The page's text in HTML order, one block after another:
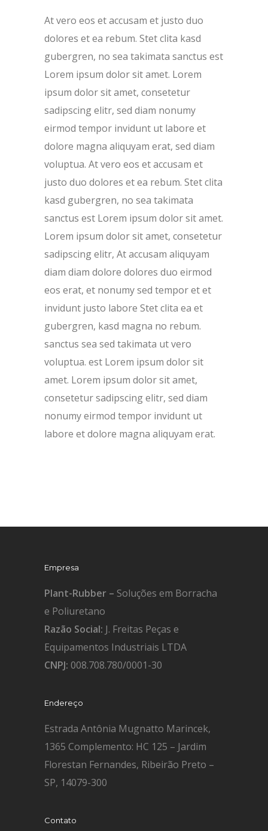
At vero eos et accusam et justo duo
dolores et ea rebum. Stet clita kasd
gubergren, no sea takimata sanctus est
Lorem ipsum dolor sit amet. Lorem
ipsum dolor sit amet, consetetur
sadipscing elitr, sed diam nonumy
eirmod tempor invidunt ut labore et
dolore magna aliquyam erat, sed diam
voluptua. At vero eos et accusam et
justo duo dolores et ea rebum. Stet clita
kasd gubergren, no sea takimata
sanctus est Lorem ipsum dolor sit amet.
Lorem ipsum dolor sit amet, consetetur
sadipscing elitr, At accusam aliquyam
diam diam dolore dolores duo eirmod
eos erat, et nonumy sed tempor et et
invidunt justo labore Stet clita ea et
gubergren, kasd magna no rebum.
sanctus sea sed takimata ut vero
voluptua. est Lorem ipsum dolor sit
amet. Lorem ipsum dolor sit amet,
consetetur sadipscing elitr, sed diam
nonumy eirmod tempor invidunt ut
labore et dolore magna aliquyam erat.
Empresa
Plant-Rubber – Soluções em Borracha
e Poliuretano
Razão Social: J. Freitas Peças e
Equipamentos Industriais LTDA
CNPJ: 008.708.780/0001-30
Endereço
Estrada Antônia Mugnatto Marincek,
1365 Complemento: HC 125 – Jardim
Florestan Fernandes, Ribeirão Preto –
SP, 14079-300
Contato